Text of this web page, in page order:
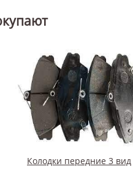
Колодки передние 3 вид